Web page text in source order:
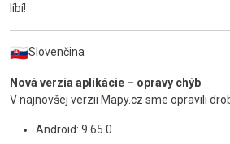
líbí!
Slovenčina
Nová verzia aplikácie – opravy chýb
V najnovšej verzii Mapy.cz sme opravili
Android: 9.65.0